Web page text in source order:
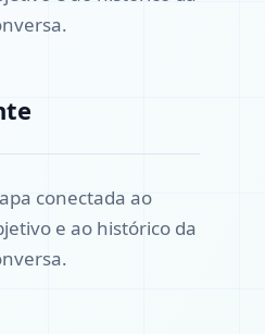
conectada ao
e ao histórico da